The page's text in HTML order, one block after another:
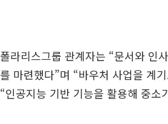
폴라리스그룹 관계자는 “문서와 인
를 마련했다”며 “바우처 사업을 계
“인공지능 기반 기능을 활용해 중